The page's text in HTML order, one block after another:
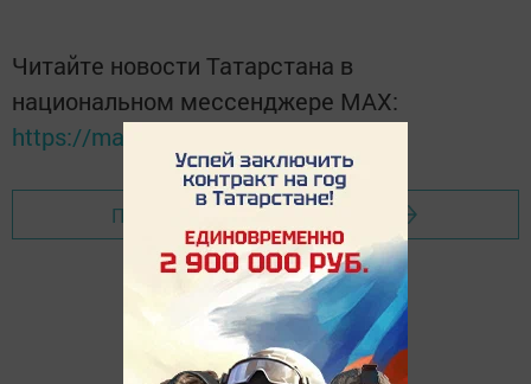
Читайте новости Татарстана в
национальном мессенджере MАХ:
https://max.ru/tatmedia
Перейти на страницу новости